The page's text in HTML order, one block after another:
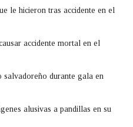
le hicieron tras accidente en el
accidente mortal en el
durante gala en
alusivas a pandillas en su